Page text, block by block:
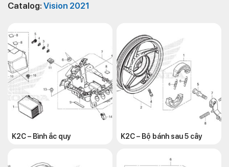
Catalog: Vision 2021
K2C – Bình ắc quy K2C – Bộ bánh sau 5 cây